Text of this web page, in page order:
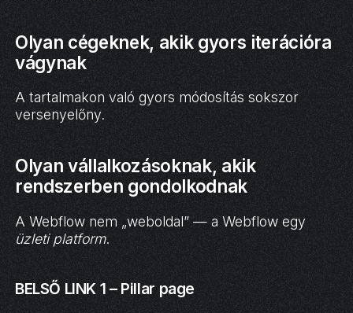
Olyan cégeknek, akik gyors iterációra
vágynak
A tartalmakon való gyors módosítás sokszor
versenyelőny.
Olyan vállalkozásoknak, akik
rendszerben gondolkodnak
A Webflow nem „weboldal” — a Webflow egy
üzleti platform.
BELSŐ LINK 1 – Pillar page